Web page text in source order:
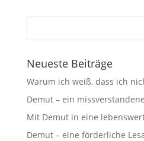
Neueste Beiträge
Warum ich weiß, dass ich
Demut – ein
Mit Demut in eine
Demut – eine förderliche